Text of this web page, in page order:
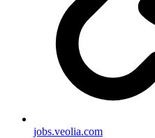
jobs.veolia.com